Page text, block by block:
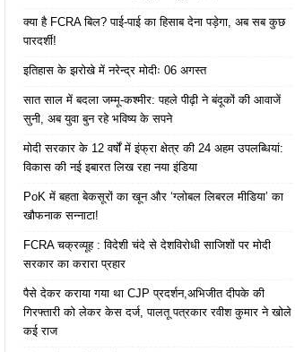
क्या है FCRA बिल? पाई-पाई का हिसाब देना पड़ेगा, अब सब कुछ
पारदर्शी!
इतिहास के झरोखे में नरेन्द्र मोदीः 06 अगस्त
सात साल में बदला जम्मू-कश्मीर: पहले पीढ़ी ने बंदूकों की आवाजें
सुनी, अब युवा बुन रहे भविष्य के सपने
मोदी सरकार के 12 वर्षों में इंफ्रा क्षेत्र की 24 अहम उपलब्धियां:
विकास की नई इबारत लिख रहा नया इंडिया
PoK में बहता बेकसूरों का खून और ‘ग्लोबल लिबरल मीडिया’ का
खौफनाक सन्नाटा!
FCRA चक्रव्यूह : विदेशी चंदे से देशविरोधी साजिशों पर मोदी
सरकार का करारा प्रहार
पैसे देकर कराया गया था CJP प्रदर्शन,अभिजीत दीपके की
गिरफ्तारी को लेकर केस दर्ज, पालतू पत्रकार रवीश कुमार ने खोले
कई राज